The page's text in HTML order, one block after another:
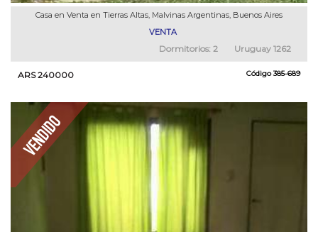
Casa en Venta en Tierras Altas, Malvinas Argentinas, Buenos Aires
VENTA
Uruguay 1262
Dormitorios: 2
Código385-689
ARS 240000